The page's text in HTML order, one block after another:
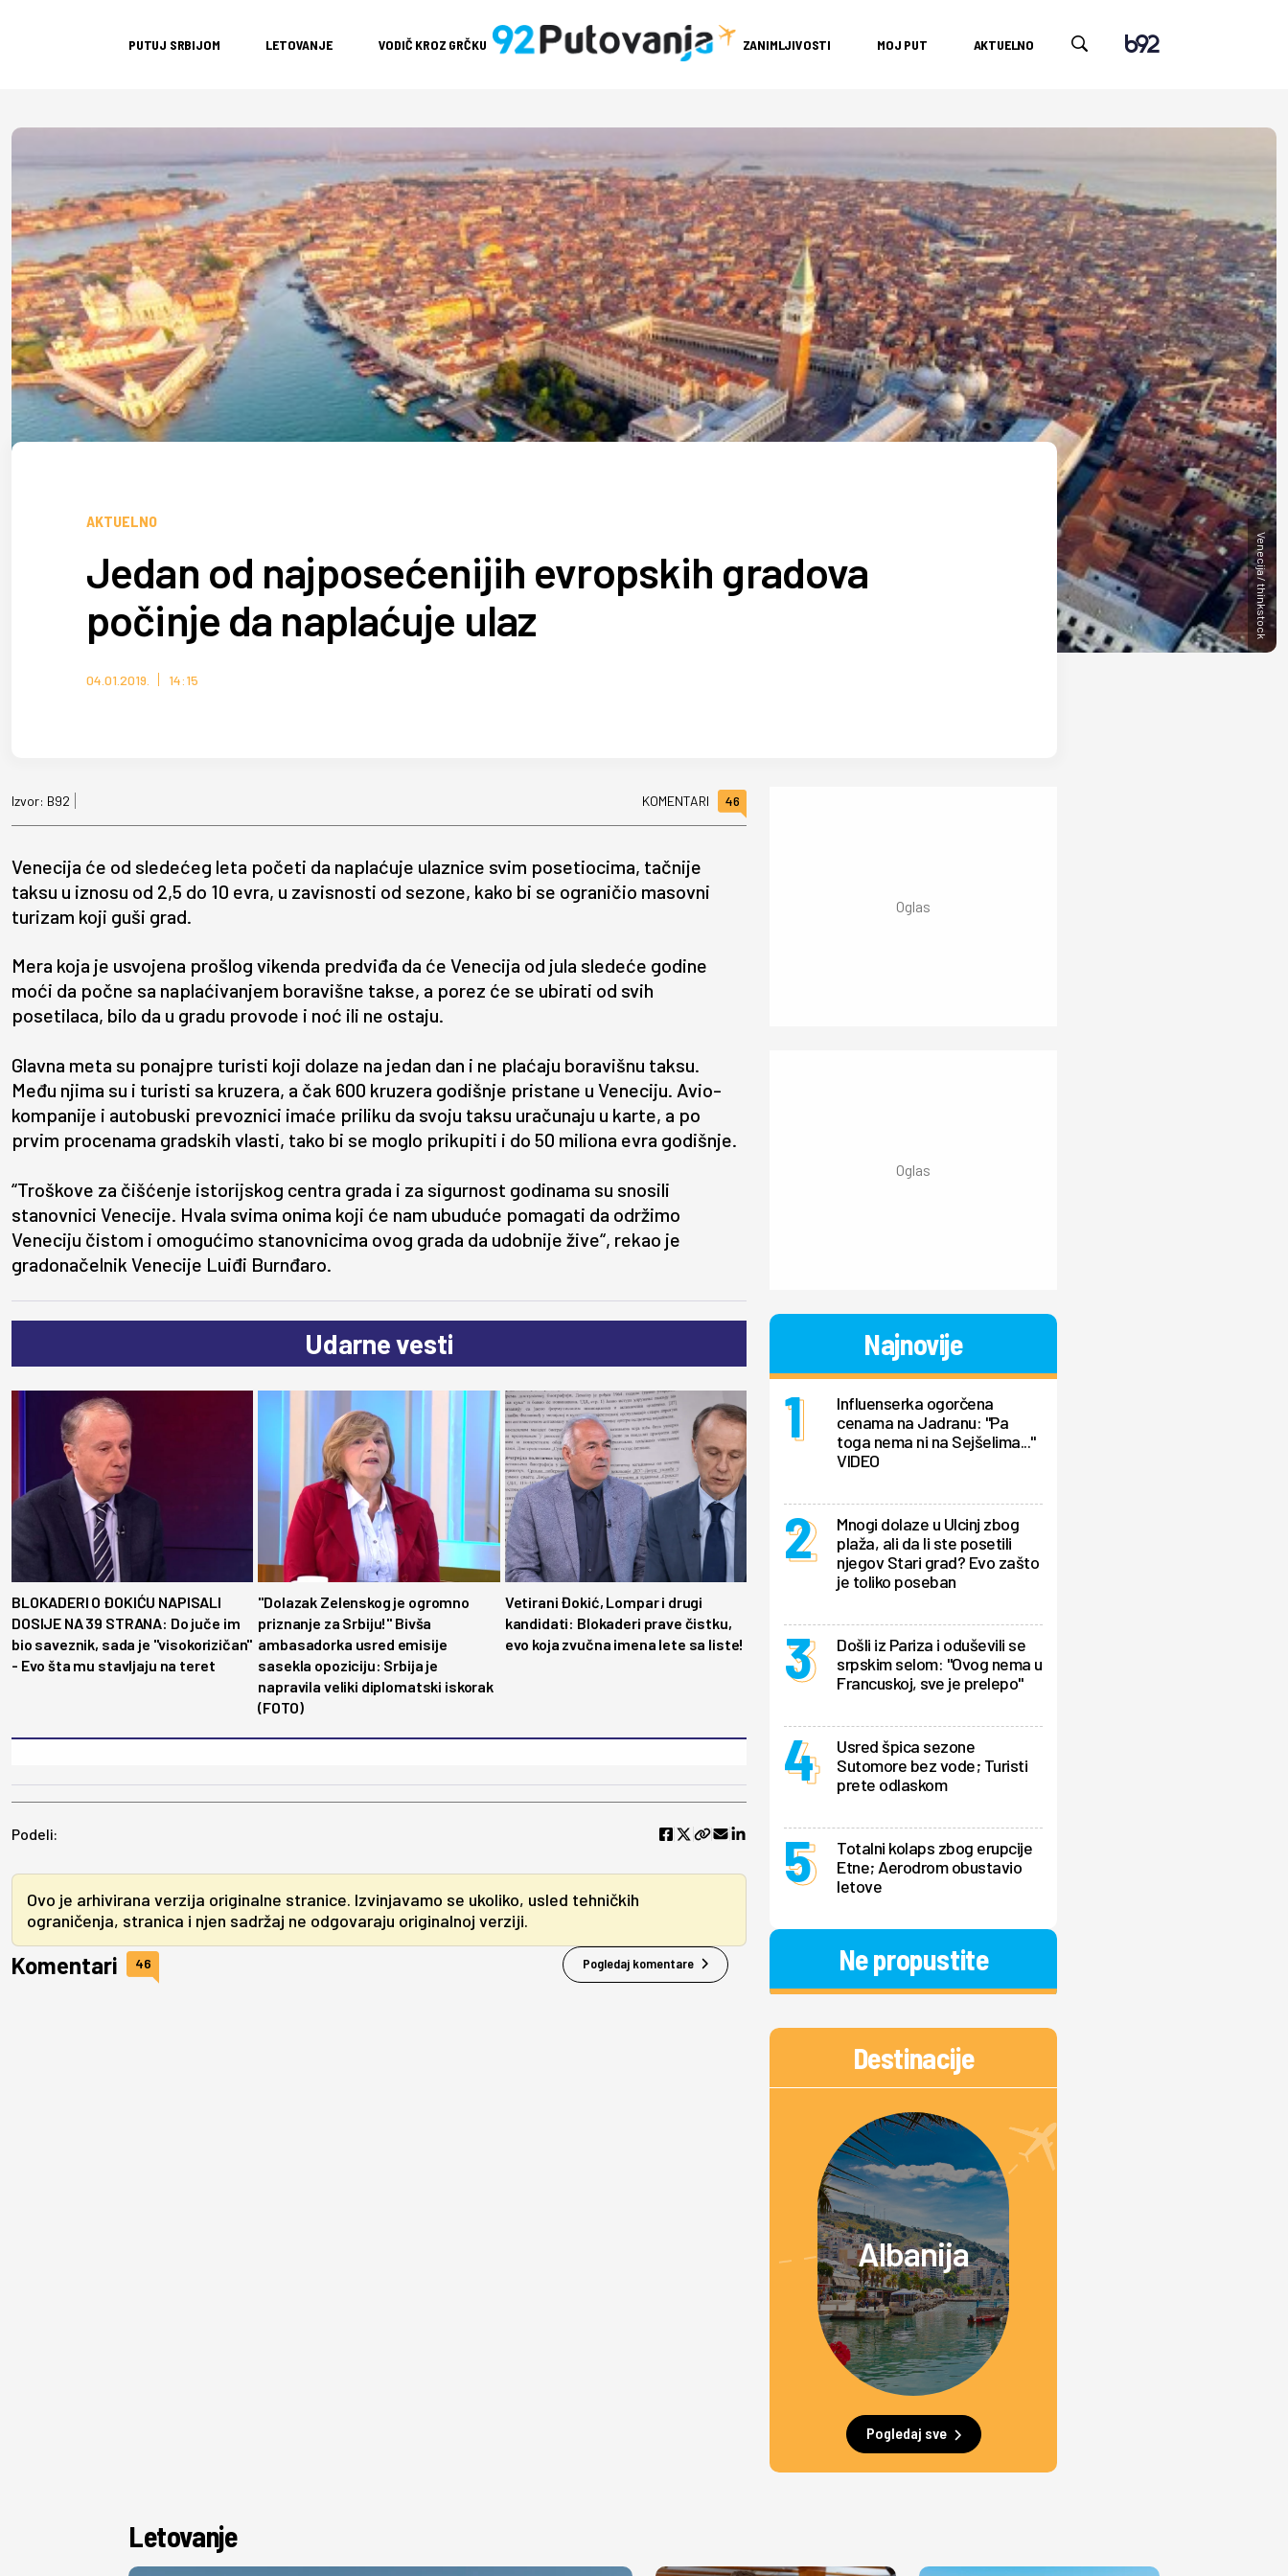
PUTUJ SRBIJOM LETOVANJE VODIČ KROZ GRČKU ZANIMLJIVOSTI MOJ PUT AKTUELNO
Venecija / thinkstock
AKTUELNO
Jedan od najposećenijih evropskih gradova
počinje da naplaćuje ulaz
04.01.2019. 14:15
Izvor: B92 KOMENTARI 46
Venecija će od sledećeg leta početi da naplaćuje ulaznice svim posetiocima, tačnije
taksu u iznosu od 2,5 do 10 evra, u zavisnosti od sezone, kako bi se ograničio masovni
turizam koji guši grad.
Mera koja je usvojena prošlog vikenda predviđa da će Venecija od jula sledeće godine
moći da počne sa naplaćivanjem boravišne takse, a porez će se ubirati od svih
posetilaca, bilo da u gradu provode i noć ili ne ostaju.
Glavna meta su ponajpre turisti koji dolaze na jedan dan i ne plaćaju boravišnu taksu.
Među njima su i turisti sa kruzera, a čak 600 kruzera godišnje pristane u Veneciju. Avio-
kompanije i autobuski prevoznici imaće priliku da svoju taksu uračunaju u karte, a po
prvim procenama gradskih vlasti, tako bi se moglo prikupiti i do 50 miliona evra godišnje.
“Troškove za čišćenje istorijskog centra grada i za sigurnost godinama su snosili
stanovnici Venecije. Hvala svima onima koji će nam ubuduće pomagati da održimo
Veneciju čistom i omogućimo stanovnicima ovog grada da udobnije žive“, rekao je
gradonačelnik Venecije Luiđi Burnđaro.
Udarne vesti
BLOKADERI O ĐOKIĆU NAPISALI
DOSIJE NA 39 STRANA: Do juče im
bio saveznik, sada je ''visokorizičan''
- Evo šta mu stavljaju na teret
"Dolazak Zelenskog je ogromno
priznanje za Srbiju!" Bivša
ambasadorka usred emisije
sasekla opoziciju: Srbija je
napravila veliki diplomatski iskorak
(FOTO)
Vetirani Đokić, Lompar i drugi
kandidati: Blokaderi prave čistku,
evo koja zvučna imena lete sa liste!
Podeli:
Ovo je arhivirana verzija originalne stranice. Izvinjavamo se ukoliko, usled tehničkih
ograničenja, stranica i njen sadržaj ne odgovaraju originalnoj verziji.
Komentari 46 Pogledaj komentare
Najnovije
Influenserka ogorčena
cenama na Jadranu: "Pa
toga nema ni na Sejšelima..."
VIDEO
Mnogi dolaze u Ulcinj zbog
plaža, ali da li ste posetili
njegov Stari grad? Evo zašto
je toliko poseban
Došli iz Pariza i oduševili se
srpskim selom: "Ovog nema u
Francuskoj, sve je prelepo"
Usred špica sezone
Sutomore bez vode; Turisti
prete odlaskom
Totalni kolaps zbog erupcije
Etne; Aerodrom obustavio
letove
Ne propustite
Destinacije
Albanija
Pogledaj sve
Letovanje